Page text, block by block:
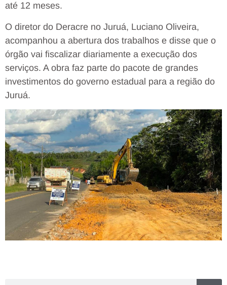
até 12 meses.
O diretor do Deracre no Juruá, Luciano Oliveira,
acompanhou a abertura dos trabalhos e disse que o
órgão vai fiscalizar diariamente a execução dos
serviços. A obra faz parte do pacote de grandes
investimentos do governo estadual para a região do
Juruá.